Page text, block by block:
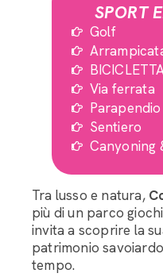
SPORT
Golf
Via ferrata
Parapendio
Sentiero
Canyoning
Tra lusso e natura,
più di un parco
invita a scoprire la
patrimonio
tempo.